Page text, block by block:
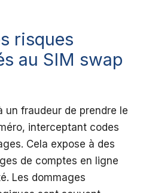
risques
au SIM swap
un fraudeur de prendre le
interceptant codes
Cela expose à des
de comptes en ligne
Les dommages